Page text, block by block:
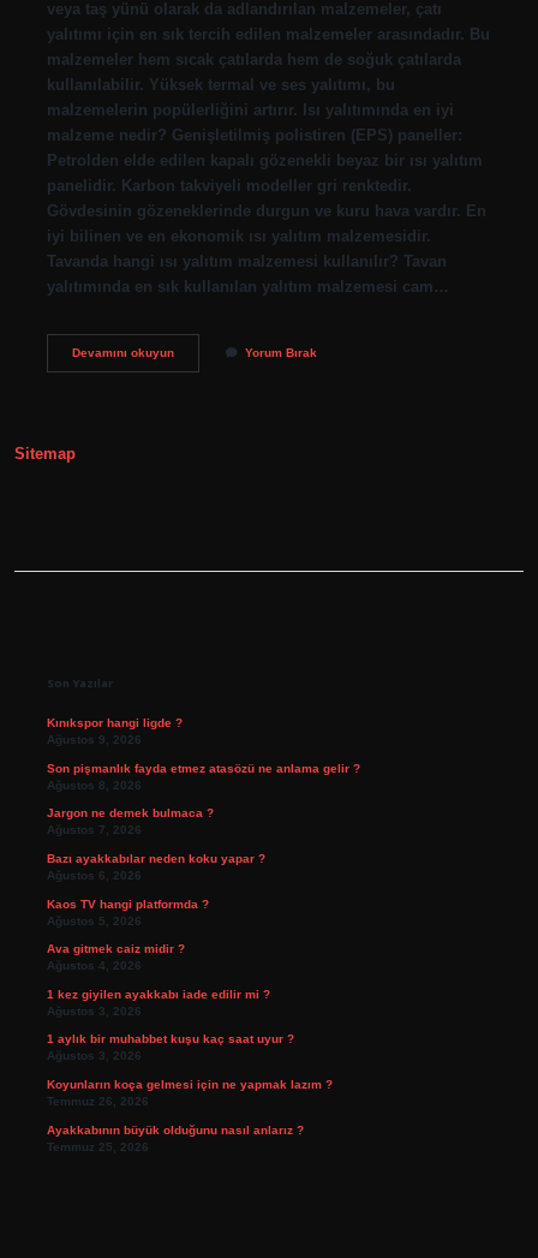
veya taş yünü olarak da adlandırılan malzemeler, çatı
yalıtımı için en sık tercih edilen malzemeler arasındadır. Bu
malzemeler hem sıcak çatılarda hem de soğuk çatılarda
kullanılabilir. Yüksek termal ve ses yalıtımı, bu
malzemelerin popülerliğini artırır. Isı yalıtımında en iyi
malzeme nedir? Genişletilmiş polistiren (EPS) paneller:
Petrolden elde edilen kapalı gözenekli beyaz bir ısı yalıtım
panelidir. Karbon takviyeli modeller gri renktedir.
Gövdesinin gözeneklerinde durgun ve kuru hava vardır. En
iyi bilinen ve en ekonomik ısı yalıtım malzemesidir.
Tavanda hangi ısı yalıtım malzemesi kullanılır? Tavan
yalıtımında en sık kullanılan yalıtım malzemesi cam…
Devamını okuyunÇatı
Yorum Bırak
Sitemap
Son Yazılar
Kınıkspor hangi ligde ?
Ağustos 9, 2026
Son pişmanlık fayda etmez atasözü ne anlama gelir ?
Ağustos 8, 2026
Jargon ne demek bulmaca ?
Ağustos 7, 2026
Bazı ayakkabılar neden koku yapar ?
Ağustos 6, 2026
Kaos TV hangi platformda ?
Ağustos 5, 2026
Ava gitmek caiz midir ?
Ağustos 4, 2026
1 kez giyilen ayakkabı iade edilir mi ?
Ağustos 3, 2026
1 aylık bir muhabbet kuşu kaç saat uyur ?
Ağustos 3, 2026
Koyunların koça gelmesi için ne yapmak lazım ?
Temmuz 26, 2026
Ayakkabının büyük olduğunu nasıl anlarız ?
Temmuz 25, 2026